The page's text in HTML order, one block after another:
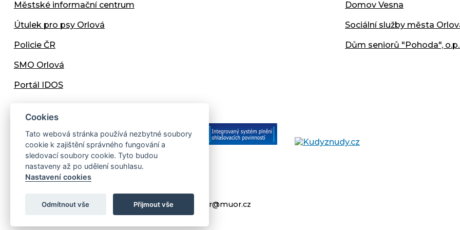
Městské informační centrum
Útulek pro psy Orlová
Policie ČR
SMO Orlová
Portál IDOS
Domov Vesna
Sociální služby města
Dům seniorů "Pohoda",
Copyright © 2013 - 2026 Městský úřad Orlová
Created:web-evolution.cz | Webmaster:webmaster@muor.cz
Cookies
Tato webová stránka používá nezbytné soubory
cookie k zajištění správného fungování a
sledovací soubory cookie. Tyto budou
nastaveny až po udělení souhlasu.
Nastavení cookies
Odmítnout vše Přijmout vše